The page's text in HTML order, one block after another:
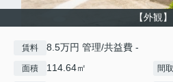
【外観】
賃料 8.5万円 管理/共益費 -
面積 114.64㎡ 間